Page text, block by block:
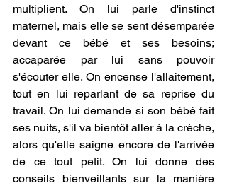
multiplient. On lui parle d'instinct
maternel, mais elle se sent désemparée
devant ce bébé et ses besoins;
accaparée par lui sans pouvoir
s'écouter elle. On encense l'allaitement,
tout en lui reparlant de sa reprise du
travail. On lui demande si son bébé fait
ses nuits, s'il va bientôt aller à la crèche,
alors qu'elle saigne encore de l'arrivée
de ce tout petit. On lui donne des
conseils bienveillants sur la manière